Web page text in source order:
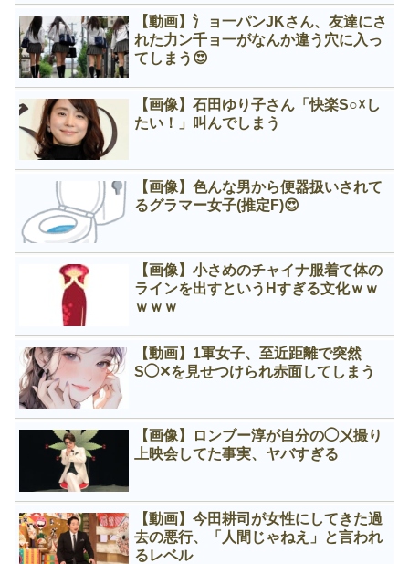
【動画】氵ョ一パンJKさん、友達にさ
れた力ン千ョ一がなんか違う穴に入っ
てしまう😍
【画像】石田ゆり子さん「快楽S○☓し
たい！」叫んでしまう
【画像】色んな男から便器扱いされて
るグラマー女子(推定F)😍
【画像】小さめのチャイナ服着て体の
ラインを出すというНすぎる文化ｗｗ
ｗｗｗ
【動画】1軍女子、至近距離で突然
S◯✕を見せつけられ赤面してしまう
【画像】ロンブー淳が自分の◯㐅撮り
上映会してた事実、ヤバすぎる
【動画】今田耕司が女性にしてきた過
去の悪行、「人間じゃねえ」と言われ
るレベル